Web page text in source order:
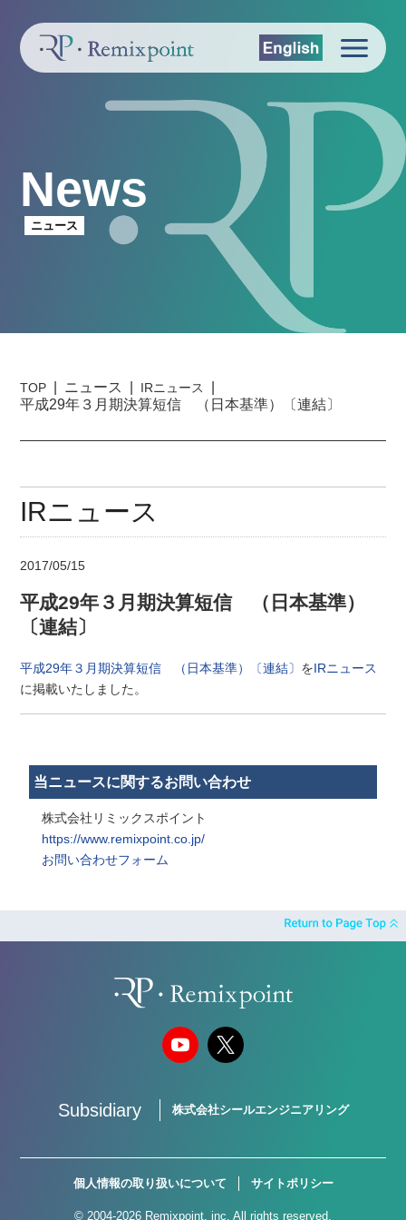
News
ニュース
TOP ニュース IRニュース
平成29年３月期決算短信 （日本基準）〔連結〕
IRニュース
2017/05/15
平成29年３月期決算短信 （日本基準）
〔連結〕
平成29年３月期決算短信 （日本基準）〔連結〕 をIRニュース
に掲載いたしました。
当ニュースに関するお問い合わせ
株式会社リミックスポイント
https://www.remixpoint.co.jp/
お問い合わせフォーム
Subsidiary 株式会社シールエンジニアリング
個人情報の取り扱いについて サイトポリシー
© 2004-2026 Remixpoint, inc. All rights reserved.